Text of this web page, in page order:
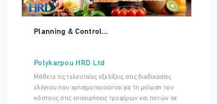
Planning & Control...
Polykarpou HRD Ltd
Μάθετε τις τελευταίες εξελίξεις στις διαδικασίες
ελέγχου που χρησιμοποιούνται για τη μείωση του
κόστους στις επιχειρήσεις τροφίμων και ποτών σε